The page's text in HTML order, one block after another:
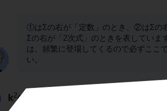
①はΣの右が「定数」のとき、②はΣの
Σの右が「2次式」のときを表していま
は、頻繁に登場してくるので必ずここ
い。
k2のΣに注意！